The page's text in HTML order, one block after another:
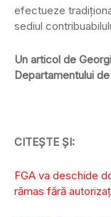
efectueze
sediul
Un articol de
Departamentului
CITEȘTE ȘI:
FGA va deschide
rămas fără